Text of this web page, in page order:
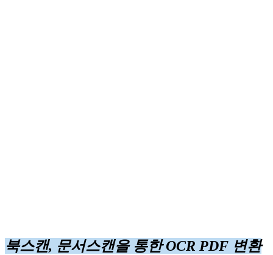
북스캔, 문서스캔을 통한 OCR PDF 변환